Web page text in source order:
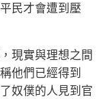
民才會遭到壓
現實與理想之間
他們已經得到
奴僕的人見到官